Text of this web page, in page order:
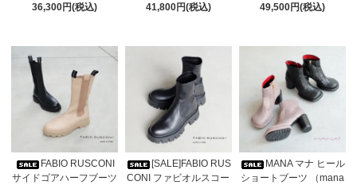
36,300円(税込)
41,800円(税込)
49,500円(税込)
FABIO RUSCONI
サイドゴアハーフブーツ
[SALE]FABIO RUS
CONI ファビオルスコー
MANA マナ ヒール
ショートブーツ （mana